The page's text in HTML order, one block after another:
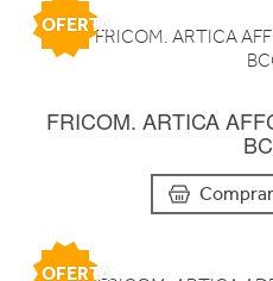
FRICOM. ARTICA
Comprar
OFERTA
OFERTA